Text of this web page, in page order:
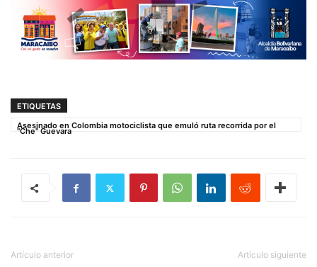
ETIQUETAS
Asesinado en Colombia motociclista que emuló ruta recorrida por el
"Che" Guevara
Artículo anterior Artículo siguiente